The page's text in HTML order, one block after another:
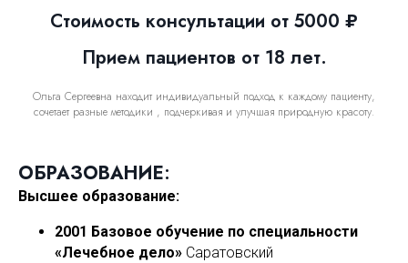
Стоимость консультации от 5000 ₽
Прием пациентов от 18 лет.
Ольга Сергеевна находит индивидуальный подход к каждому пациенту,
сочетает разные методики , подчеркивая и улучшая природную красоту.
ОБРАЗОВАНИЕ:
Высшее образование:
2001 Базовое обучение по специальности
«Лечебное дело» Саратовский